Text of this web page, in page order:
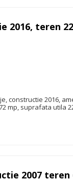
2016, teren
constructie 2016,
mp, suprafata utila
2007 teren